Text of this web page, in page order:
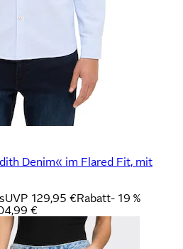
Denim« im Flared Fit, mit
UVP 129,95 €Rabatt- 19 %
€